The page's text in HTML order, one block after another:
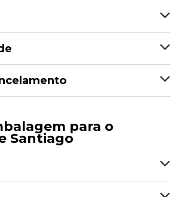
para o
Santiago